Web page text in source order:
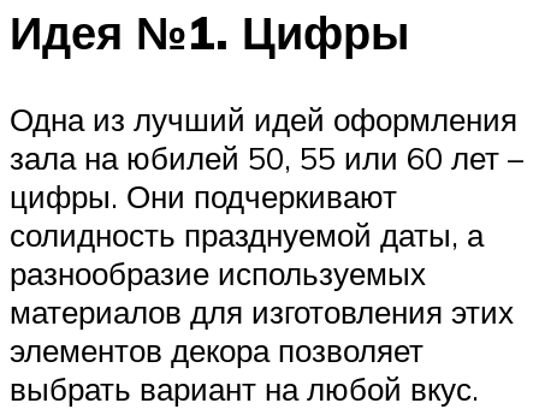
Идея №1. Цифры
Одна из лучший идей оформления
зала на юбилей 50, 55 или 60 лет –
цифры. Они подчеркивают
солидность празднуемой даты, а
разнообразие используемых
материалов для изготовления этих
элементов декора позволяет
выбрать вариант на любой вкус.